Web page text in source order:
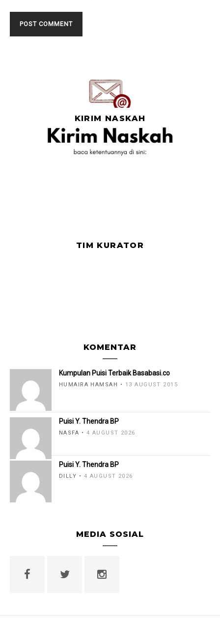
KIRIM NASKAH
TIM KURATOR
KOMENTAR
Kumpulan Puisi Terbaik Basabasi.co
HUMAIRA HAMSAH 13 AUGUST 2015
Puisi Y. Thendra BP
NASFA 4 AUGUST 2026
Puisi Y. Thendra BP
DILLY 4 AUGUST 2026
MEDIA SOSIAL